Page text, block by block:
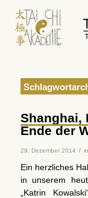
Shanghai,
Ende der
29. Dezember 2014 / in
Ein herzliches
in unserem
„Katrin